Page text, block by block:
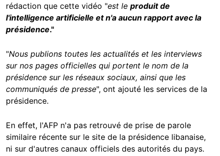
rédaction que cette vidéo "est le produit de
l'intelligence artificielle et n'a aucun rapport avec la
présidence."
"Nous publions toutes les actualités et les interviews
sur nos pages officielles qui portent le nom de la
présidence sur les réseaux sociaux, ainsi que les
communiqués de presse", ont ajouté les services de la
présidence.
En effet, l'AFP n'a pas retrouvé de prise de parole
similaire récente sur le site de la présidence libanaise,
ni sur d'autres canaux officiels des autorités du pays.